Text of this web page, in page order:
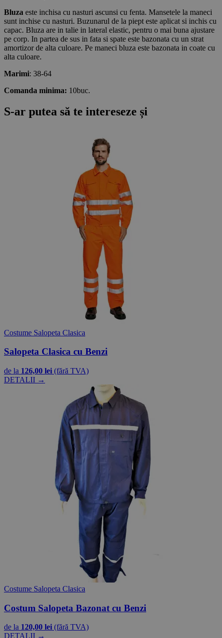
Bluza este inchisa cu nasturi ascunsi cu fenta. Mansetele la maneci
sunt inchise cu nasturi. Buzunarul de la piept este aplicat si inchis cu
capac. Bluza are in talie in lateral elastic, pentru o mai buna ajustare
pe corp. In partea de sus in fata si spate este bazonata cu un strat
amortizor de alta culoare. Pe maneci bluza este bazonata in coate cu
alta culoare.
Marimi: 38-64
Comanda minima: 10buc.
S-ar putea să te intereseze și
Costume Salopeta Clasica
Salopeta Clasica cu Benzi
de la 126,00 lei (fără TVA)
DETALII →
Costume Salopeta Clasica
Costum Salopeta Bazonat cu Benzi
de la 120,00 lei (fără TVA)
DETALII →